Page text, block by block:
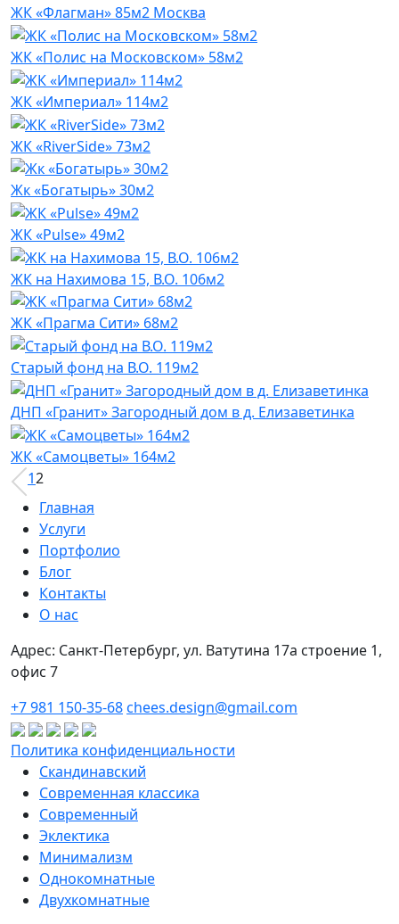
ЖК «Флагман» 85м2 Москва
ЖК «Полис на Московском» 58м2
ЖК «Империал» 114м2
ЖК «RiverSide» 73м2
Жк «Богатырь» 30м2
ЖК «Pulse» 49м2
ЖК на Нахимова 15, В.О. 106м2
ЖК «Прагма Сити» 68м2
Старый фонд на В.О. 119м2
ДНП «Гранит» Загородный дом в д. Елизаветинка
ЖК «Самоцветы» 164м2
12
Главная
Услуги
Портфолио
Блог
Контакты
О нас
Адрес: Санкт-Петербург, ул. Ватутина 17а строение 1,
офис 7
+7 981 150-35-68chees.design@gmail.com
Политика конфиденциальности
Скандинавский
Современная классика
Современный
Эклектика
Минимализм
Однокомнатные
Двухкомнатные